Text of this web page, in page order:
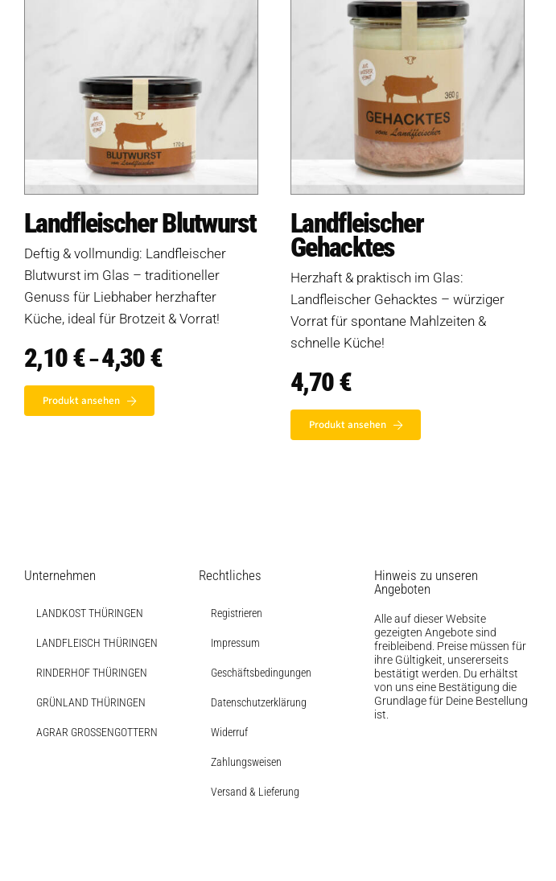
Landfleischer Blutwurst
Deftig & vollmundig: Landfleischer
Blutwurst im Glas – traditioneller
Genuss für Liebhaber herzhafter
Küche, ideal für Brotzeit & Vorrat!
2,10€ –4,30€Preisspanne:
2,10 €
Produkt ansehen
Landfleischer
Gehacktes
Herzhaft & praktisch im Glas:
Landfleischer Gehacktes – würziger
Vorrat für spontane Mahlzeiten &
schnelle Küche!
4,70€
Produkt ansehen
Unternehmen
LANDKOST THÜRINGEN
LANDFLEISCH THÜRINGEN
RINDERHOF THÜRINGEN
GRÜNLAND THÜRINGEN
AGRAR GROSSENGOTTERN
Rechtliches
Registrieren
Impressum
Geschäftsbedingungen
Datenschutzerklärung
Widerruf
Zahlungsweisen
Versand & Lieferung
Hinweis zu unseren
Angeboten
Alle auf dieser Website
gezeigten Angebote sind
freibleibend. Preise müssen für
ihre Gültigkeit, unsererseits
bestätigt werden. Du erhältst
von uns eine Bestätigung die
Grundlage für Deine Bestellung
ist.
Auf dieser Seite
Produkte
Produkt-Übersicht Jetzt vorbestellen
Produkte nach Allergenen
Produkte nach Saison
Weiteres